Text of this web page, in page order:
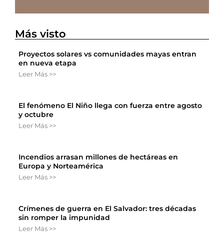
Más visto
Proyectos solares vs comunidades mayas entran
en nueva etapa
Leer Más >>
El fenómeno El Niño llega con fuerza entre agosto
y octubre
Leer Más >>
Incendios arrasan millones de hectáreas en
Europa y Norteamérica
Leer Más >>
Crímenes de guerra en El Salvador: tres décadas
sin romper la impunidad
Leer Más >>